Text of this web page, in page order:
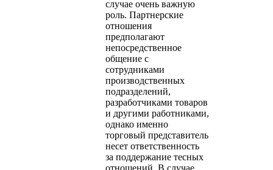
случае очень важную
роль. Партнерские
отношения
предполагают
непосредственное
общение с
сотрудниками
производственных
подразделений,
разработчиками товаров
и другими работниками,
однако именно
торговый представитель
несет ответственность
за поддержание тесных
отношений. В случае,